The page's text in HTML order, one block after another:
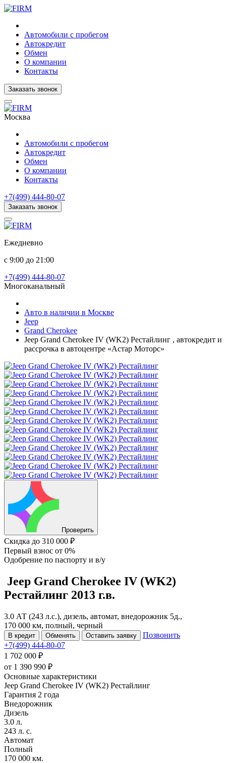
Автомобили с пробегом
Автокредит
Обмен
О компании
Контакты
Заказать звонок
Москва
Автомобили с пробегом
Автокредит
Обмен
О компании
Контакты
+7(499) 444-80-07
Заказать звонок
Ежедневно
с 9:00 до 21:00
+7(499) 444-80-07
Многоканальный
Авто в наличии в Москве
Jeep
Grand Cherokee
Jeep Grand Cherokee IV (WK2) Рестайлинг , автокредит и
рассрочка в автоцентре «Астар Моторс»
Проверить
Скидка до 310 000 ₽
Первый взнос от 0%
Одобрение по паспорту и в/у
Jeep Grand Cherokee IV (WK2)
Рестайлинг 2013 г.в.
3.0 АТ (243 л.с.), дизель, автомат, внедорожник 5д.,
170 000 км, полный, черный
В кредит Обменять Оставить заявку
Позвонить
+7(499) 444-80-07
1 702 000 ₽
от 1 390 990 ₽
Основные характеристики
Jeep Grand Cherokee IV (WK2) Рестайлинг
Гарантия 2 года
Внедорожник
Дизель
3.0 л.
243 л. с.
Автомат
Полный
170 000 км.